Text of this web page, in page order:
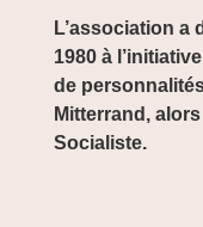
L’association a
1980 à
de
Mitterrand,
Socialiste.